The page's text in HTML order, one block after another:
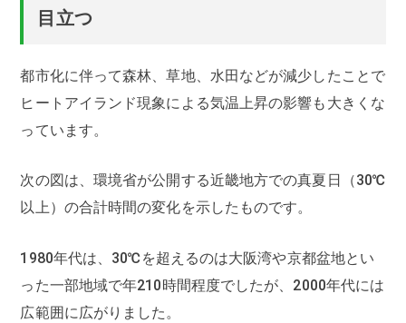
目立つ
都市化に伴って森林、草地、水田などが減少したことで
ヒートアイランド現象による気温上昇の影響も大きくな
っています。
次の図は、環境省が公開する近畿地方での真夏日（30℃
以上）の合計時間の変化を示したものです。
1980年代は、30℃を超えるのは大阪湾や京都盆地とい
った一部地域で年210時間程度でしたが、2000年代には
広範囲に広がりました。